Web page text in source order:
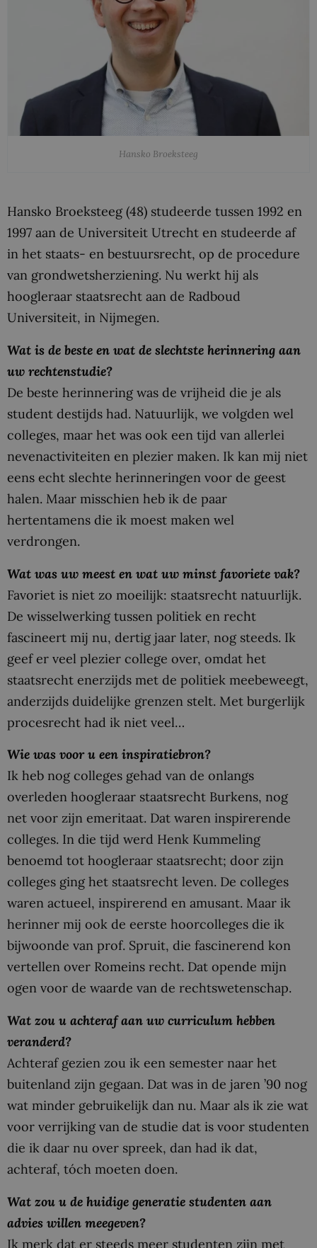
Hansko Broeksteeg
Hansko Broeksteeg (48) studeerde tussen 1992 en
1997 aan de Universiteit Utrecht en studeerde af
in het staats- en bestuursrecht, op de procedure
van grondwetsherziening. Nu werkt hij als
hoogleraar staatsrecht aan de Radboud
Universiteit, in Nijmegen.
Wat is de beste en wat de slechtste herinnering aan
uw rechtenstudie?
De beste herinnering was de vrijheid die je als
student destijds had. Natuurlijk, we volgden wel
colleges, maar het was ook een tijd van allerlei
nevenactiviteiten en plezier maken. Ik kan mij niet
eens echt slechte herinneringen voor de geest
halen. Maar misschien heb ik de paar
hertentamens die ik moest maken wel
verdrongen.
Wat was uw meest en wat uw minst favoriete vak?
Favoriet is niet zo moeilijk: staatsrecht natuurlijk.
De wisselwerking tussen politiek en recht
fascineert mij nu, dertig jaar later, nog steeds. Ik
geef er veel plezier college over, omdat het
staatsrecht enerzijds met de politiek meebeweegt,
anderzijds duidelijke grenzen stelt. Met burgerlijk
procesrecht had ik niet veel…
Wie was voor u een inspiratiebron?
Ik heb nog colleges gehad van de onlangs
overleden hoogleraar staatsrecht Burkens, nog
net voor zijn emeritaat. Dat waren inspirerende
colleges. In die tijd werd Henk Kummeling
benoemd tot hoogleraar staatsrecht; door zijn
colleges ging het staatsrecht leven. De colleges
waren actueel, inspirerend en amusant. Maar ik
herinner mij ook de eerste hoorcolleges die ik
bijwoonde van prof. Spruit, die fascinerend kon
vertellen over Romeins recht. Dat opende mijn
ogen voor de waarde van de rechtswetenschap.
Wat zou u achteraf aan uw curriculum hebben
veranderd?
Achteraf gezien zou ik een semester naar het
buitenland zijn gegaan. Dat was in de jaren ’90 nog
wat minder gebruikelijk dan nu. Maar als ik zie wat
voor verrijking van de studie dat is voor studenten
die ik daar nu over spreek, dan had ik dat,
achteraf, tóch moeten doen.
Wat zou u de huidige generatie studenten aan
advies willen meegeven?
Ik merk dat er steeds meer studenten zijn met